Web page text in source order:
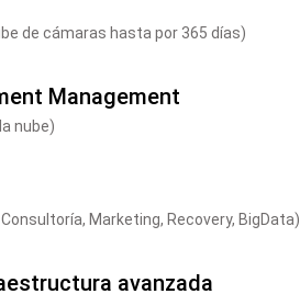
de cámaras hasta por 365 días)
Management
nube)
Marketing, Recovery, BigData)
avanzada